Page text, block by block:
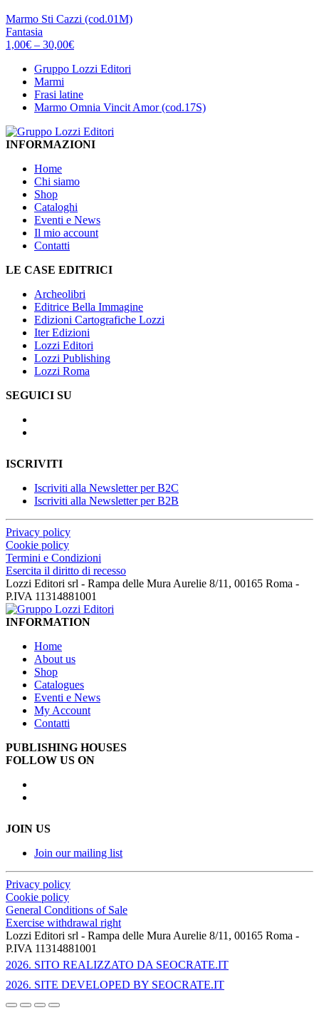
da
a
Marmo Sti Cazzi (cod.01M)
Fantasia
1,00€ – 30,00€Fascia
prezzo:
1,00€
a
Gruppo Lozzi Editori
Marmi
Frasi latine
Marmo Omnia Vincit Amor (cod.17S)
INFORMAZIONI
Home
Chi siamo
Shop
Cataloghi
Eventi e News
Il mio account
Contatti
LE CASE EDITRICI
Archeolibri
Editrice Bella Immagine
Edizioni Cartografiche Lozzi
Iter Edizioni
Lozzi Editori
Lozzi Publishing
Lozzi Roma
SEGUICI SU
ISCRIVITI
Iscriviti alla Newsletter per B2C
Iscriviti alla Newsletter per B2B
Privacy policy
Cookie policy
Termini e Condizioni
Esercita il diritto di recesso
Lozzi Editori srl - Rampa delle Mura Aurelie 8/11, 00165 Roma -
P.IVA 11314881001
INFORMATION
Home
About us
Shop
Catalogues
Eventi e News
My Account
Contatti
PUBLISHING HOUSES
FOLLOW US ON
JOIN US
Join our mailing list
Privacy policy
Cookie policy
General Conditions of Sale
Exercise withdrawal right
Lozzi Editori srl - Rampa delle Mura Aurelie 8/11, 00165 Roma -
P.IVA 11314881001
2026. SITO REALIZZATO DA SEOCRATE.IT
2026. SITE DEVELOPED BY SEOCRATE.IT